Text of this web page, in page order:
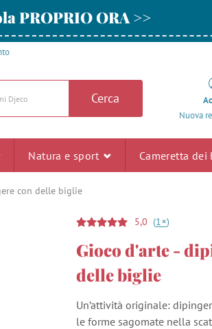
PROPRIO ORA >>
Cerca
Nuova
Natura e sport Cameretta
con delle biglie
5,0 (1+)
Gioco d'arte -
delle biglie
Un’attività originale:
le forme sagomate nella